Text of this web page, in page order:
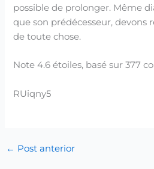
possible de prolonger. Même
que son prédécesseur, devons
de toute chose.
Note4.6 étoiles, basé sur377
RUiqny5
← Post anterior